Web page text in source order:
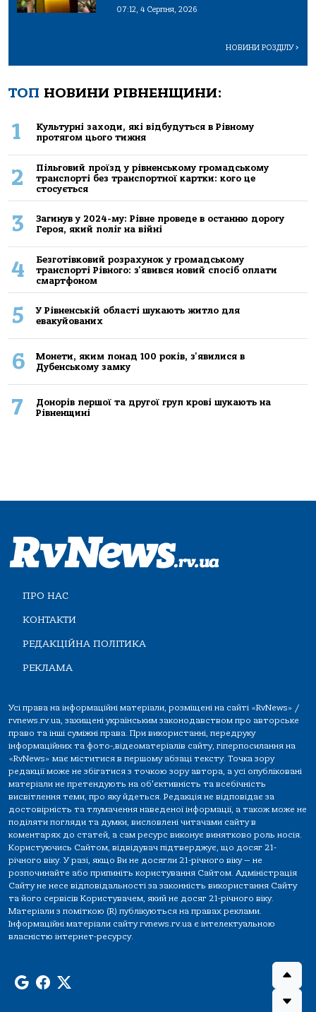
07:12, 4 Серпня, 2026
НОВИНИ РОЗДІЛУ>
ТОП НОВИНИ РІВНЕНЩИНИ:
1
Культурні заходи, які відбудуться в Рівному
протягом цього тижня
2
Пільговий проїзд у рівненському громадському
транспорті без транспортної картки: кого це
стосується
3
Загинув у 2024-му: Рівне проведе в останню дорогу
Героя, який поліг на війні
4
Безготівковий розрахунок у громадському
транспорті Рівного: з'явився новий спосіб оплати
смартфоном
5
У Рівненській області шукають житло для
евакуйованих
6
Монети, яким понад 100 років, з'явилися в
Дубенському замку
7
Донорів першої та другої груп крові шукають на
Рівненщині
ПРО НАС
КОНТАКТИ
РЕДАКЦІЙНА ПОЛІТИКА
РЕКЛАМА
Усі права на інформаційні матеріали, розміщені на сайті «RvNews» /
rvnews.rv.ua, захищені українським законодавством про авторське
право та інші суміжні права. При використанні, передруку
інформаційних та фото-,відеоматеріалів сайту, гіперпосилання на
«RvNews» має міститися в першому абзаці тексту. Точка зору
редакції може не збігатися з точкою зору автора, а усі опубліковані
матеріали не претендують на об'єктивність та всебічність
висвітлення теми, про яку йдеться. Редакція не відповідає за
достовірність та тлумачення наведеної інформації, а також може не
поділяти погляди та думки, висловлені читачами сайту в
коментарях до статей, а сам ресурс виконує винятково роль носія.
Користуючись Сайтом, відвідувач підтверджує, що досяг 21-
річного віку. У разі, якщо Ви не досягли 21-річного віку — не
розпочинайте або припиніть користування Сайтом. Адміністрація
Сайту не несе відповідальності за законність використання Сайту
та його сервісів Користувачем, який не досяг 21-річного віку.
Матеріали з поміткою (R) публікуються на правах реклами.
Інформаційні матеріали сайту rvnews.rv.ua є інтелектуальною
власністю інтернет-ресурсу.